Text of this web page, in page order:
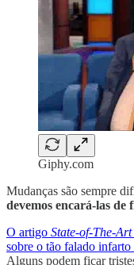
Giphy.com
Mudanças são sempre
devemos encará-las de
O artigo State-of-The-Art
sobre o tão falado
Alguns podem ficar